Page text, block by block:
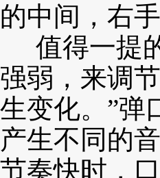
的中间，右
值得一提
强弱，来调
生变化。”弹
产生不同的
节奏快时，